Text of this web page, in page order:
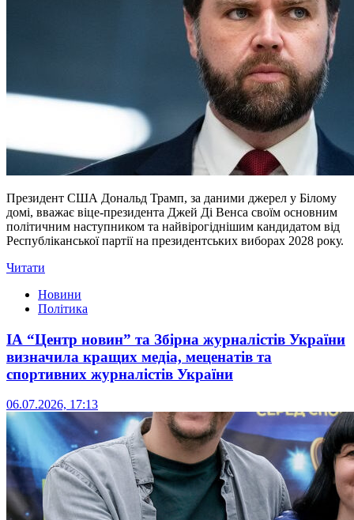
Президент США Дональд Трамп, за даними джерел у Білому
домі, вважає віце-президента Джей Ді Венса своїм основним
політичним наступником та найвірогіднішим кандидатом від
Республіканської партії на президентських виборах 2028 року.
Читати
Новини
Політика
ІА “Центр новин” та Збірна журналістів України
визначила кращих медіа, меценатів та
спортивних журналістів України
06.07.2026, 17:13